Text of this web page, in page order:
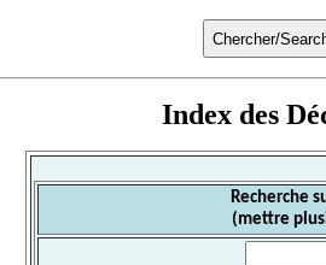
Index des
Recherche
(mettre